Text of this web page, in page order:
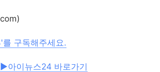
구독해주세요.
▶아이뉴스24 바로가기